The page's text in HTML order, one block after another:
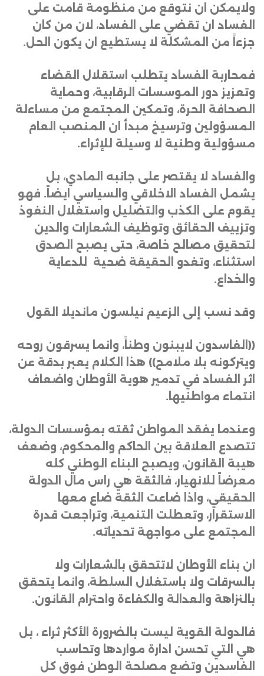
ولايمكن ان نتوقع من منظومة قامت على
الفساد ان تقضي على الفساد، لان من كان
جزءاً من المشكلة لا يستطيع ان يكون الحل.
فمحاربة الفساد يتطلب استقلال القضاء
وتعزيز دور الموسسات الرقابية، وحماية
الصحافة الحرة، وتمكين المجتمع من مساءلة
المسؤولين وترسيخ مبدأ ان المنصب العام
مسؤولية وطنية لا وسيلة للإثراء.
والفساد لا يقتصر على جانبه المادي، بل
يشمل الفساد الاخلاقي والسياسي ايضاً. فهو
يقوم على الكذب والتضليل واستغلال النفوذ
وتزييف الحقائق وتوظيف الشعارات والدين
لتحقيق مصالح خاصة، حتى يصبح الصدق
استثناء، وتغدو الحقيقة ضحية للدعاية
والخداع.
وقد نسب إلى الزعيم نيلسون مانديلا القول
((الفاسدون لايبنون وطناً، وانما يسرقون روحه
ويتركونه بلا ملامح)) هذا الكلام يعبر بدقة عن
اثر الفساد في تدمير هوية الأوطان واضعاف
انتماء مواطنيها.
وعندما يفقد المواطن ثقته بمؤسسات الدولة،
تتصدع العلاقة بين الحاكم والمحكوم، وضعف
هيبة القانون، ويصبح البناء الوطني كله
معرضاً للانهيار، فالثقة هي راس مال الدولة
الحقيقي، واذا ضاعت الثقة ضاع معها
الاستقرار، وتعطلت التنمية، وتراجعت قدرة
المجتمع على مواجهة تحدياته.
ان بناء الأوطان لاتتحقق بالشعارات ولا
بالسرقات ولا باستغلال السلطة، وانما يتحقق
بالنزاهة والعدالة والكفاءة واحترام القانون.
فالدولة القوية ليست بالضرورة الأكثر ثراء ، بل
هي التي تحسن ادارة مواردها وتحاسب
الفاسدين وتضع مصلحة الوطن فوق كل